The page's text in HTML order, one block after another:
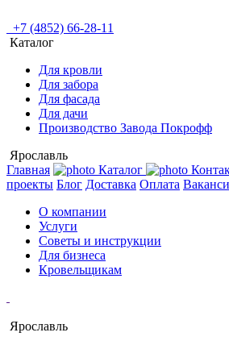
+7 (4852) 66-28-11
Каталог
Для кровли
Для забора
Для фасада
Для дачи
Производство Завода Покрофф
Ярославль
Главная
Каталог
проекты Блог Доставка Оплата
О компании
Услуги
Советы и инструкции
Для бизнеса
Кровельщикам
Ярославль